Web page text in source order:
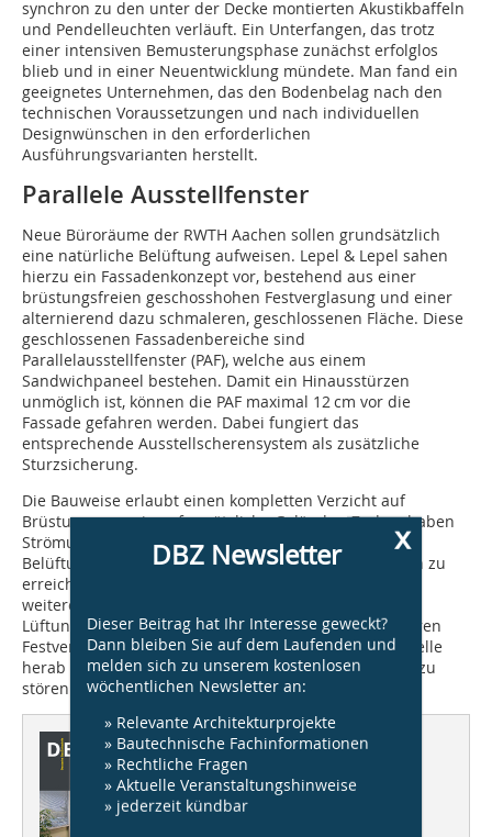
synchron zu den unter der Decke montierten Akustikbaffeln
und Pendelleuchten verläuft. Ein Unterfangen, das trotz
einer intensiven Bemusterungsphase zunächst erfolglos
blieb und in einer Neuentwicklung mündete. Man fand ein
geeignetes Unternehmen, das den Bodenbelag nach den
technischen Voraussetzungen und nach individuellen
Designwünschen in den erforderlichen
Ausführungsvarianten herstellt.
Parallele Ausstellfenster
Neue Büroräume der RWTH Aachen sollen grundsätzlich
eine natürliche Belüftung aufweisen. Lepel & Lepel sahen
hierzu ein Fassadenkonzept vor, bestehend aus einer
brüstungsfreien geschosshohen Festverglasung und einer
alternierend dazu schmaleren, geschlossenen Fläche. Diese
geschlossenen Fassadenbereiche sind
Parallelausstellfenster (PAF), welche aus einem
Sandwichpaneel bestehen. Damit ein Hinausstürzen
unmöglich ist, können die PAF maximal 12 cm vor die
Fassade gefahren werden. Dabei fungiert das
entsprechende Ausstellscherensystem als zusätzliche
Sturzsicherung.
Die Bauweise erlaubt einen kompletten Verzicht auf
Brüstungen sowie auf zusätzliche Geländer. Zudem haben
Strömungsversuche nachgewiesen, dass mit
Belüftungssystem ein deutlich besserer Luftaustausch zu
erreichen ist, als mit einem normalen Kippfenster. Ein
weiterer Vorteil ist die geschlossene Ausführung der
Lüftungselemente. So kann bei Bedarf hinter der starren
Festverglasung eine innenliegende Sonnenschutzlamelle
herab gefahren werden, ohne dabei den Luftwechsel zu
stören.
Robert Mehl, Aachen
Dieser Artikel erschien in
DBZ 10/2014
x
DBZ Newsletter
Dieser Beitrag hat Ihr Interesse geweckt?
Dann bleiben Sie auf dem Laufenden und
melden sich zu unserem kostenlosen
wöchentlichen Newsletter an:
» Relevante Architekturprojekte
» Bautechnische Fachinformationen
» Rechtliche Fragen
» Aktuelle Veranstaltungshinweise
» jederzeit kündbar